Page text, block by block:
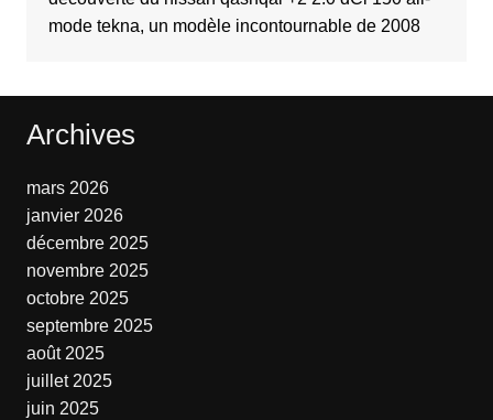
mode tekna, un modèle incontournable de 2008
Archives
mars 2026
janvier 2026
décembre 2025
novembre 2025
octobre 2025
septembre 2025
août 2025
juillet 2025
juin 2025